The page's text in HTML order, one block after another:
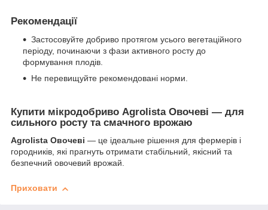
Рекомендації
Застосовуйте добриво протягом усього вегетаційного
періоду, починаючи з фази активного росту до
формування плодів.
Не перевищуйте рекомендовані норми.
Купити мікродобриво Agrolista Овочеві — для
сильного росту та смачного врожаю
Agrolista Овочеві — це ідеальне рішення для фермерів і
городників, які прагнуть отримати стабільний, якісний та
безпечний овочевий врожай.
Приховати